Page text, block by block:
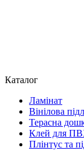
Каталог
Ламінат
Вінілова
Терасна
Клей для
Плінтус та